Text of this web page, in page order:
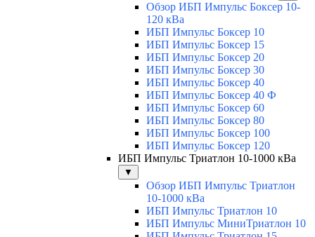
Обзор ИБП Импульс Боксер 10-
120 кВа
ИБП Импульс Боксер 10
ИБП Импульс Боксер 15
ИБП Импульс Боксер 20
ИБП Импульс Боксер 30
ИБП Импульс Боксер 40
ИБП Импульс Боксер 40 Ф
ИБП Импульс Боксер 60
ИБП Импульс Боксер 80
ИБП Импульс Боксер 100
ИБП Импульс Боксер 120
ИБП Импульс Триатлон 10-1000 кВа
▼
Обзор ИБП Импульс Триатлон
10-1000 кВа
ИБП Импульс Триатлон 10
ИБП Импульс МиниТриатлон 10